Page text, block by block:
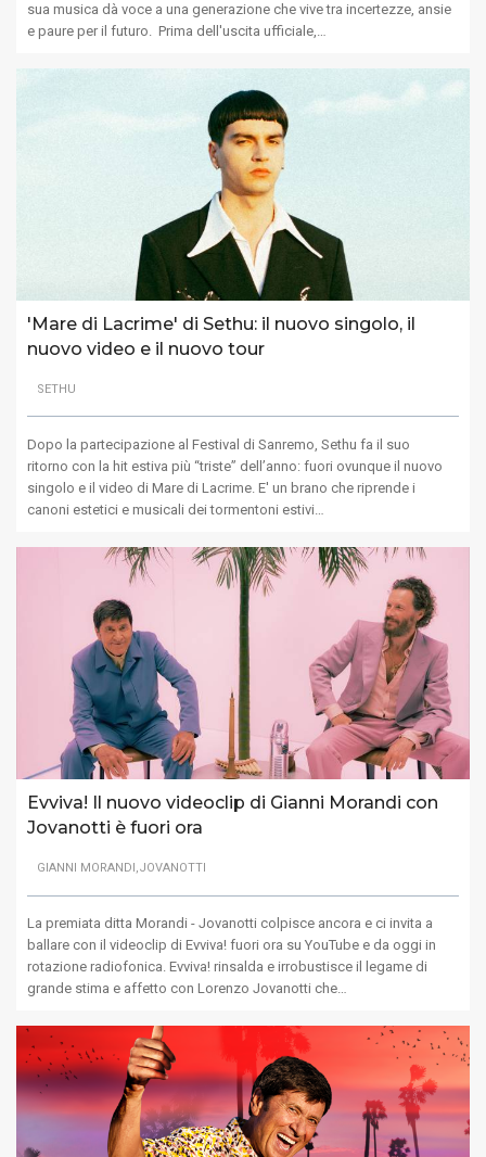
sua musica dà voce a una generazione che vive tra incertezze, ansie
e paure per il futuro. Prima dell'uscita ufficiale,…
'Mare di Lacrime' di Sethu: il nuovo singolo, il
nuovo video e il nuovo tour
SETHU
Dopo la partecipazione al Festival di Sanremo, Sethu fa il suo
ritorno con la hit estiva più “triste” dell’anno: fuori ovunque il nuovo
singolo e il video di Mare di Lacrime. E' un brano che riprende i
canoni estetici e musicali dei tormentoni estivi…
Evviva! Il nuovo videoclip di Gianni Morandi con
Jovanotti è fuori ora
GIANNI MORANDI,JOVANOTTI
La premiata ditta Morandi - Jovanotti colpisce ancora e ci invita a
ballare con il videoclip di Evviva! fuori ora su YouTube e da oggi in
rotazione radiofonica. Evviva! rinsalda e irrobustisce il legame di
grande stima e affetto con Lorenzo Jovanotti che…